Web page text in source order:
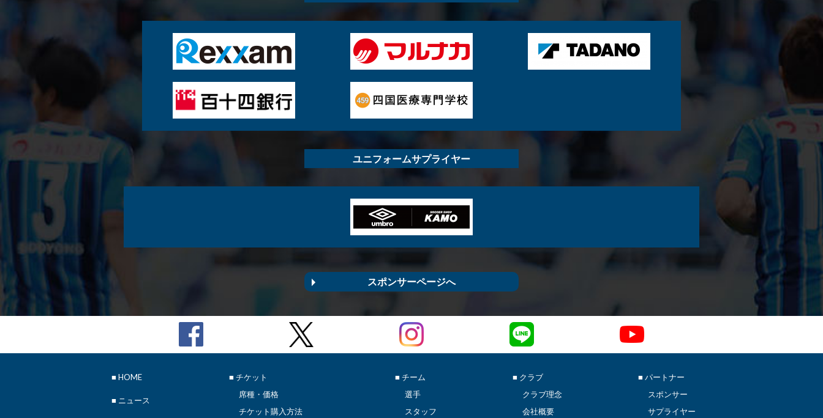
ユニフォームサプライヤー
スポンサーページへ
■ HOME
■ ニュース
■ チケット
席種・価格
チケット購入方法
■ チーム
選手
スタッフ
■ クラブ
クラブ理念
会社概要
■ パートナー
スポンサー
サプライヤー